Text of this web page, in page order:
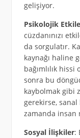
gelişiyor.
Psikolojik
cüzdanınızı
da sorgulatır.
kaynağı haline
bağımlılık
sonra bu
kaybolmak gibi
gerekirse,
zamanda
Sosyal İlişkiler: